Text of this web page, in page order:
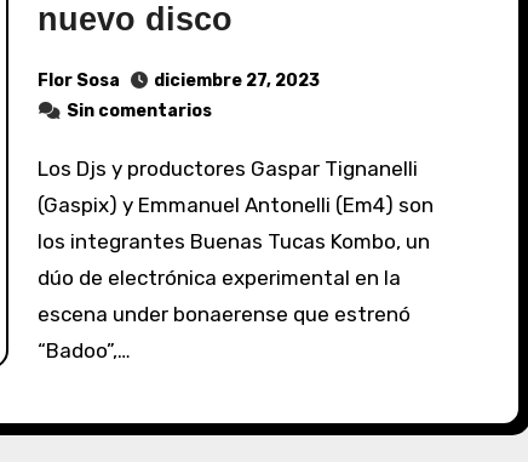
nuevo disco
Flor Sosa
diciembre 27, 2023
Sin comentarios
Los Djs y productores Gaspar Tignanelli
(Gaspix) y Emmanuel Antonelli (Em4) son
los integrantes Buenas Tucas Kombo, un
dúo de electrónica experimental en la
escena under bonaerense que estrenó
“Badoo”,…